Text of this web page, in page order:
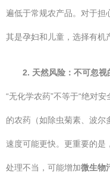
遍低于常规农产品。对于担
其是孕妇和儿童，选择有机
2. 天然风险：不可忽视
“无化学农药”不等于“绝对
的农药（如除虫菊素、波尔
速度可能更快。更重要的是
处理不当，可能增加微生物